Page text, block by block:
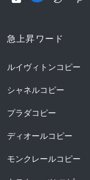
急上昇ワード
ルイヴィトンコピー
シャネルコピー
プラダコピー
ディオールコピー
モンクレールコピー